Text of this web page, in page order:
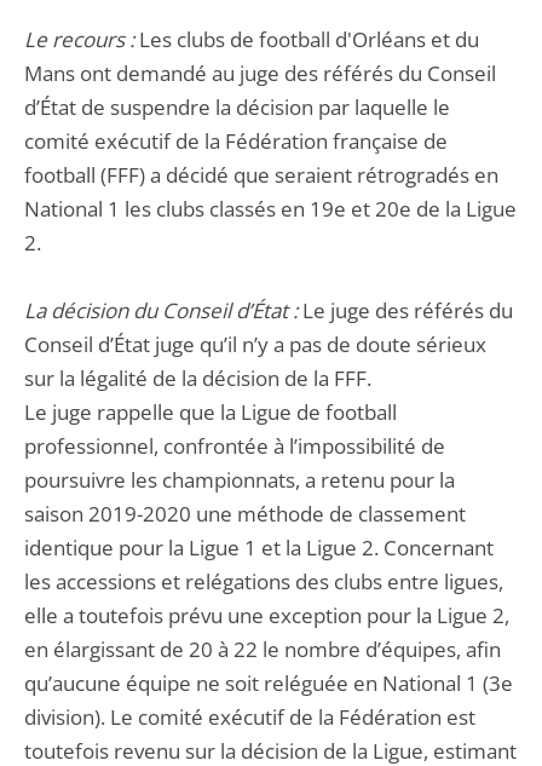
Le recours :Les clubs de football d'Orléans et du
Mans ont demandé au juge des référés du Conseil
d’État de suspendre la décision par laquelle le
comité exécutif de la Fédération française de
football (FFF) a décidé que seraient rétrogradés en
National 1 les clubs classés en 19e et 20e de la Ligue
2.
La décision du Conseil d’État :Le juge des référés du
Conseil d’État juge qu’il n’y a pas de doute sérieux
sur la légalité de la décision de la FFF.
Le juge rappelle que la Ligue de football
professionnel, confrontée à l’impossibilité de
poursuivre les championnats, a retenu pour la
saison 2019-2020 une méthode de classement
identique pour la Ligue 1 et la Ligue 2. Concernant
les accessions et relégations des clubs entre ligues,
elle a toutefois prévu une exception pour la Ligue 2,
en élargissant de 20 à 22 le nombre d’équipes, afin
qu’aucune équipe ne soit reléguée en National 1 (3e
division). Le comité exécutif de la Fédération est
toutefois revenu sur la décision de la Ligue, estimant